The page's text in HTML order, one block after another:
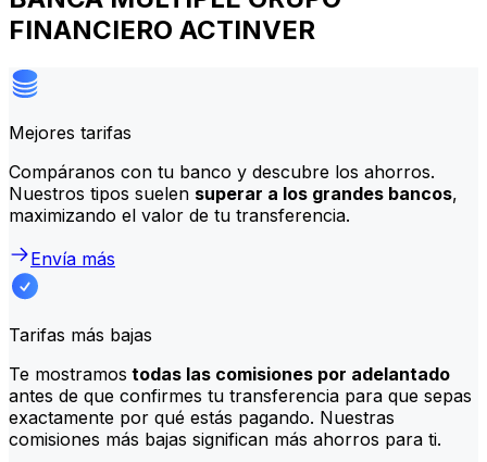
FINANCIERO ACTINVER
Mejores tarifas
Compáranos con tu banco y descubre los ahorros.
Nuestros tipos suelen superar a los grandes bancos,
maximizando el valor de tu transferencia.
Envía más
Tarifas más bajas
Te mostramos todas las comisiones por adelantado
antes de que confirmes tu transferencia para que sepas
exactamente por qué estás pagando. Nuestras
comisiones más bajas significan más ahorros para ti.